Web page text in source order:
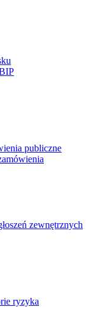
publiczne
zewnętrznych
ryzyka